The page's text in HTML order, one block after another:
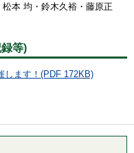
松本 均・鈴木久裕・藤原正
等)
します！(PDF 172KB)